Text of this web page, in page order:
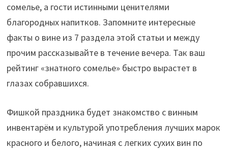
сомелье, а гости истинными ценителями
благородных напитков. Запомните интересные
факты о вине из 7 раздела этой статьи и между
прочим рассказывайте в течение вечера. Так ваш
рейтинг «знатного сомелье» быстро вырастет в
глазах собравшихся.
Фишкой праздника будет знакомство с винным
инвентарём и культурой употребления лучших марок
красного и белого, начиная с легких сухих вин по